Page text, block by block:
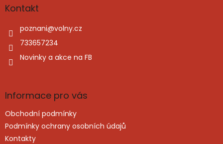
aKontakt
poznani@volny.cz
733657234
Novinky a akce na FB
Informace pro vás
Obchodní podmínky
Podmínky ochrany osobních údajů
Kontakty